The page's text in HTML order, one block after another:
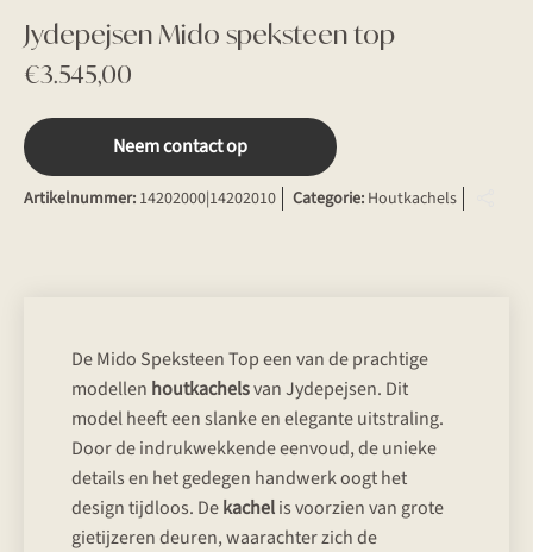
Jydepejsen Mido speksteen top
€3.545,00
Neem contact op
Artikelnummer: 14202000|14202010 Categorie: Houtkachels
De Mido Speksteen Top een van de prachtige
modellen houtkachelsvan Jydepejsen. Dit
model heeft een slanke en elegante uitstraling.
Door de indrukwekkende eenvoud, de unieke
details en het gedegen handwerk oogt het
design tijdloos. Dekachelis voorzien van grote
gietijzeren deuren, waarachter zich de